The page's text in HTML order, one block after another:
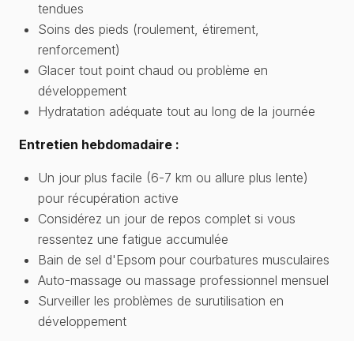
tendues
Soins des pieds (roulement, étirement,
renforcement)
Glacer tout point chaud ou problème en
développement
Hydratation adéquate tout au long de la journée
Entretien hebdomadaire :
Un jour plus facile (6-7 km ou allure plus lente)
pour récupération active
Considérez un jour de repos complet si vous
ressentez une fatigue accumulée
Bain de sel d'Epsom pour courbatures musculaires
Auto-massage ou massage professionnel mensuel
Surveiller les problèmes de surutilisation en
développement